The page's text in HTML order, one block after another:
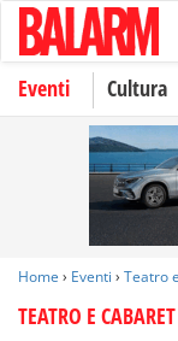
Eventi Cultura
Home › Eventi › Teatro
TEATRO E CABARET